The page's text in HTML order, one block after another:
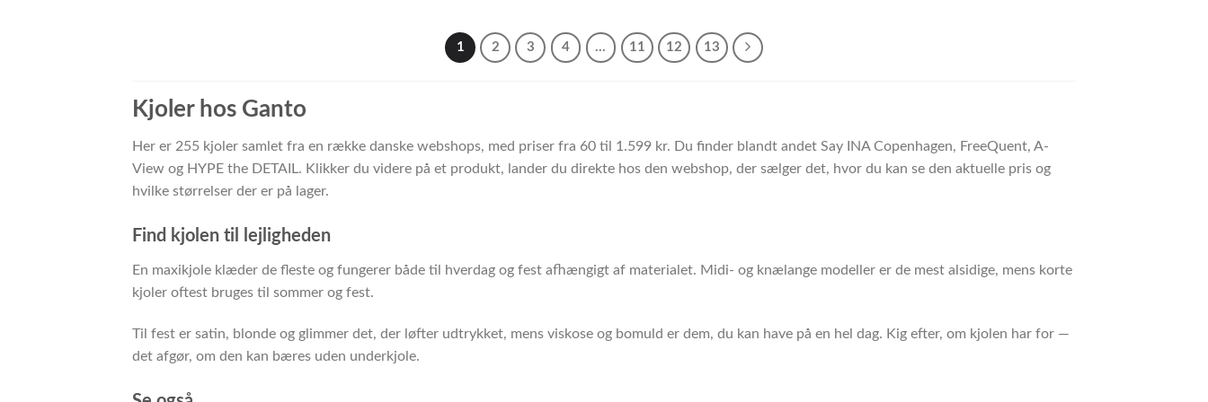
1 2 3 4 … 11 12 13
Kjoler hos Ganto
Her er 255 kjoler samlet fra en række danske webshops, med priser fra 60 til 1.599 kr. Du finder blandt andet Say INA Copenhagen, FreeQuent, A-
View og HYPE the DETAIL. Klikker du videre på et produkt, lander du direkte hos den webshop, der sælger det, hvor du kan se den aktuelle pris og
hvilke størrelser der er på lager.
Find kjolen til lejligheden
En maxikjole klæder de fleste og fungerer både til hverdag og fest afhængigt af materialet. Midi- og knælange modeller er de mest alsidige, mens korte
kjoler oftest bruges til sommer og fest.
Til fest er satin, blonde og glimmer det, der løfter udtrykket, mens viskose og bomuld er dem, du kan have på en hel dag. Kig efter, om kjolen har for —
det afgør, om den kan bæres uden underkjole.